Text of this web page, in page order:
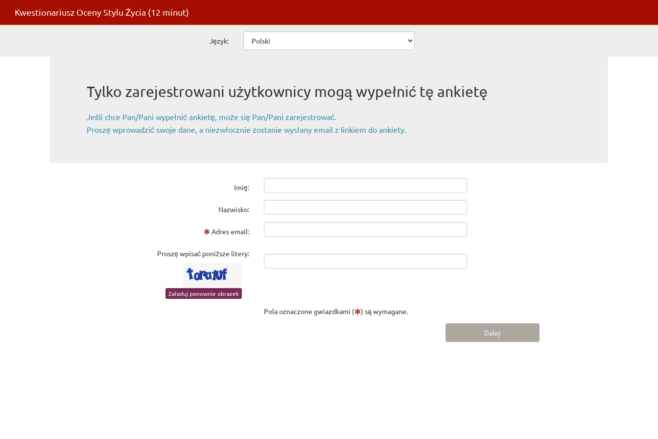
Kwestionariusz Oceny Stylu Życia (12 minut)
Język:
Tylko zarejestrowani użytkownicy mogą wypełnić tę ankietę
Jeśli chce Pan/Pani wypełnić ankietę, może się Pan/Pani zarejestrować.
Proszę wprowadzić swoje dane, a niezwłocznie zostanie wysłany email z linkiem do ankiety.
Imię:
Nazwisko:
Adres email:
Proszę wpisać poniższe litery:
Pola oznaczone gwiazdkami ( ) są wymagane.